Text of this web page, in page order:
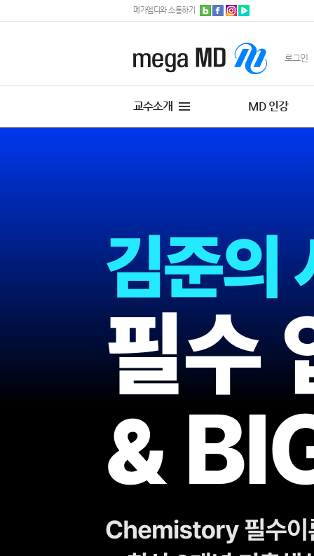
메가엠디와 소통하기
로그인
교수소개 MD 인강